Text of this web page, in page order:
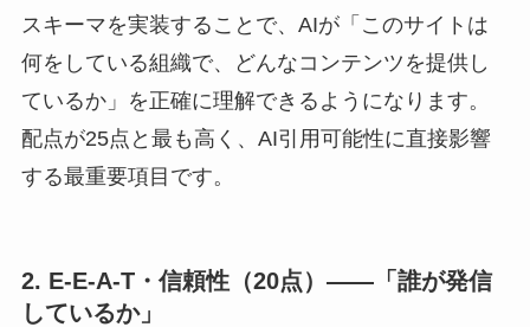
スキーマを実装することで、AIが「このサイトは
何をしている組織で、どんなコンテンツを提供し
ているか」を正確に理解できるようになります。
配点が25点と最も高く、AI引用可能性に直接影響
する最重要項目です。
2. E-E-A-T・信頼性（20点）——「誰が発信
しているか」